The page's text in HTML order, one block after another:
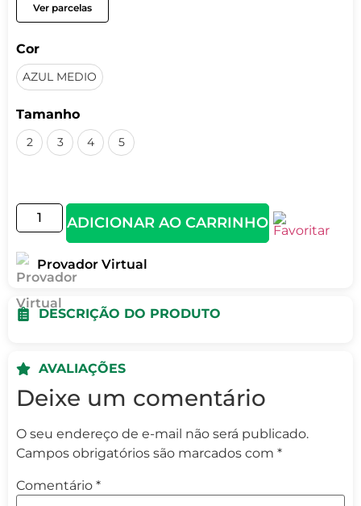
Ver parcelas
Cor
AZUL MEDIO
Tamanho
2 3 4 5
Provador Virtual
ADICIONAR AO CARRINHO
DESCRIÇÃO DO PRODUTO
AVALIAÇÕES
Deixe um comentário
O seu endereço de e-mail não será publicado.
Campos obrigatórios são marcados com *
Comentário *